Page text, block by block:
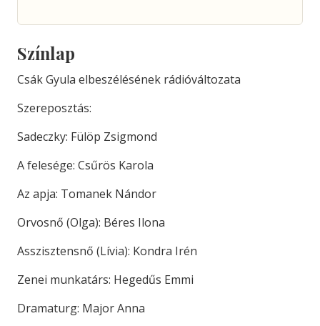
Színlap
Csák Gyula elbeszélésének rádióváltozata
Szereposztás:
Sadeczky: Fülöp Zsigmond
A felesége: Csűrös Karola
Az apja: Tomanek Nándor
Orvosnő (Olga): Béres Ilona
Asszisztensnő (Lívia): Kondra Irén
Zenei munkatárs: Hegedűs Emmi
Dramaturg: Major Anna